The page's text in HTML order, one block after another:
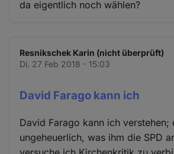
da eigentlich noch wählen?
Resnikschek Karin (nicht überprüft)
Di. 27 Feb 2018 - 15:03
David Farago kann ich
David Farago kann ich verstehen;
ungeheuerlich, was ihm die SPD